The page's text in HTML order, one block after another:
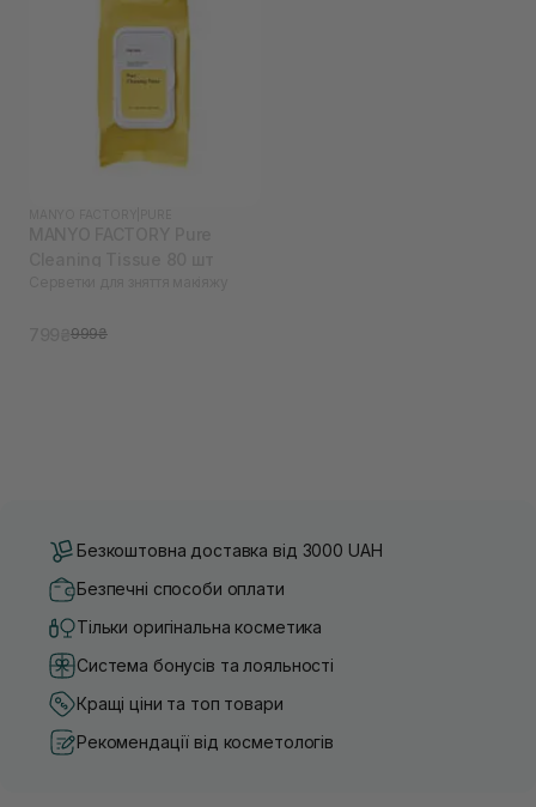
999₴
Безкоштовна доставка від 3000 UAH
Безпечні способи оплати
Тільки оригінальна косметика
Система бонусів та лояльності
Кращі ціни та топ товари
Рекомендації від косметологів